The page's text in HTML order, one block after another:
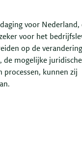
voor Nederland,
voor het
op de
de mogelijke juridische
processen, kunnen zij